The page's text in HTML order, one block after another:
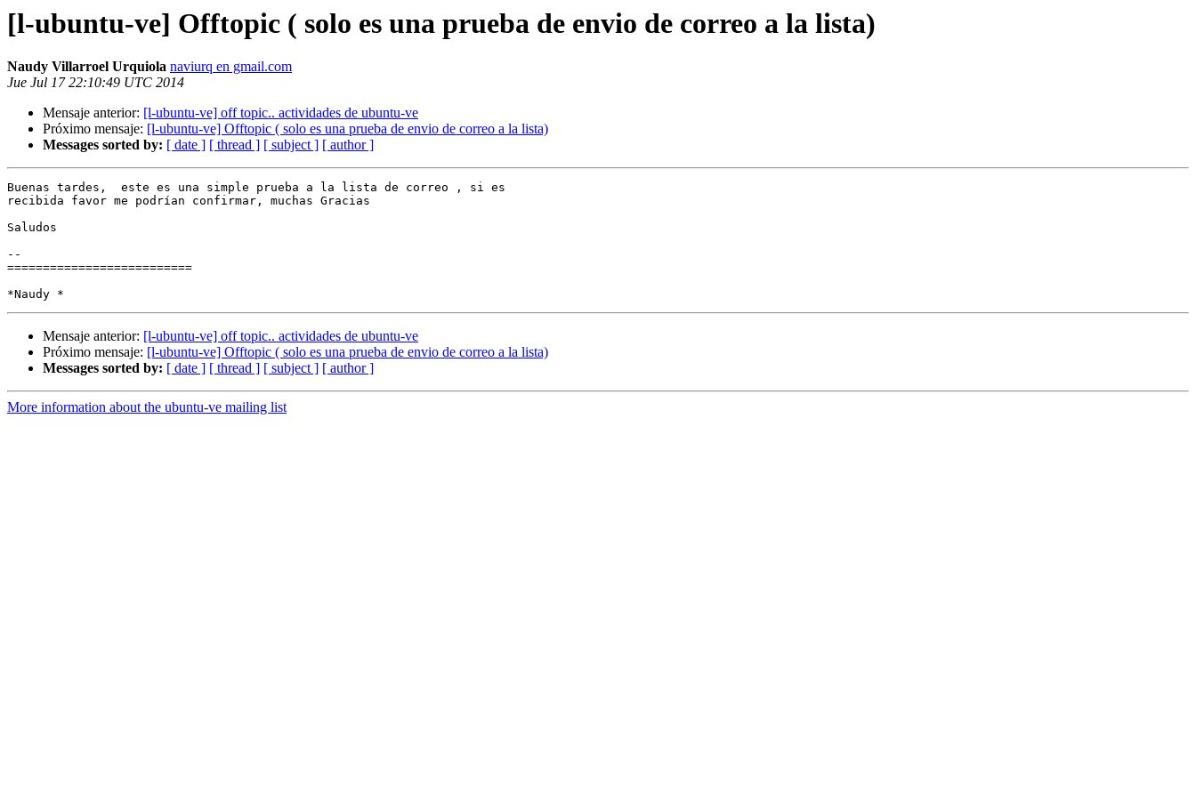
[l-ubuntu-ve] Offtopic ( solo es una prueba de envio de correo a la lista)
Naudy Villarroel Urquiola naviurq en gmail.com
Jue Jul 17 22:10:49 UTC 2014
Mensaje anterior: [l-ubuntu-ve] off topic.. actividades de ubuntu-ve
Próximo mensaje: [l-ubuntu-ve] Offtopic ( solo es una prueba de envio de correo a la lista)
Messages sorted by: [ date ] [ thread ] [ subject ] [ author ]
Buenas tardes,  este es una simple prueba a la lista de correo , si es
recibida favor me podrían confirmar, muchas Gracias
Saludos
--
==========================
Mensaje anterior: [l-ubuntu-ve] off topic.. actividades de ubuntu-ve
Próximo mensaje: [l-ubuntu-ve] Offtopic ( solo es una prueba de envio de correo a la lista)
Messages sorted by: [ date ] [ thread ] [ subject ] [ author ]
More information about the ubuntu-ve mailing list